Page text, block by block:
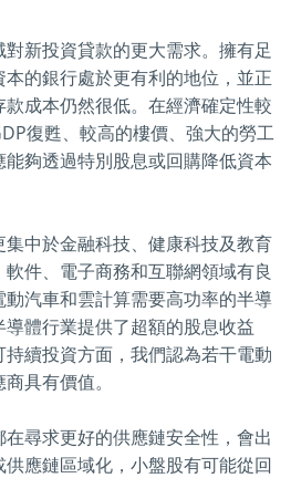
新投資貸款的更大需求。擁有足
的銀行處於更有利的地位，並正
成本仍然很低。在經濟確定性較
復甦、較高的樓價、強大的勞工
夠透過特別股息或回購降低資本
中於金融科技、健康科技及教育
件、電子商務和互聯網領域有良
汽車和雲計算需要高功率的半導
體行業提供了超額的股息收益
續投資方面，我們認為若干電動
具有價值。
尋求更好的供應鏈安全性，會出
應鏈區域化，小盤股有可能從回